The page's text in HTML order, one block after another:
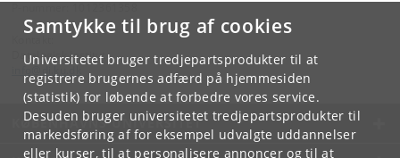
Samtykke til brug af cookies
Universitetet bruger tredjepartsprodukter til at
registrere brugernes adfærd på hjemmesiden
(statistik) for løbende at forbedre vores service.
Desuden bruger universitetet tredjepartsprodukter til
markedsføring af for eksempel udvalgte uddannelser
eller kurser, til at personalisere annoncer og til at
Datalogisk Institut
KØBENHAVNS UNIVERSITET